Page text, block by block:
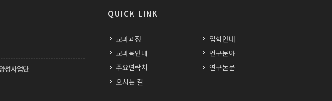
성사업단
QUICK LINK
교과과정
교과목안내
주요연락처
오시는 길
입학안내
연구분야
연구논문